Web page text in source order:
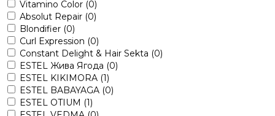
Vitamino Color (0)
Absolut Repair (0)
Blondifier (0)
Curl Expression (0)
Constant Delight & Hair Sekta (0)
ESTEL Жива Ягода (0)
ESTEL KIKIMORA (1)
ESTEL BABAYAGA (0)
ESTEL OTIUM (1)